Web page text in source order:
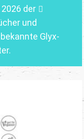
der
und
Glyx-
.